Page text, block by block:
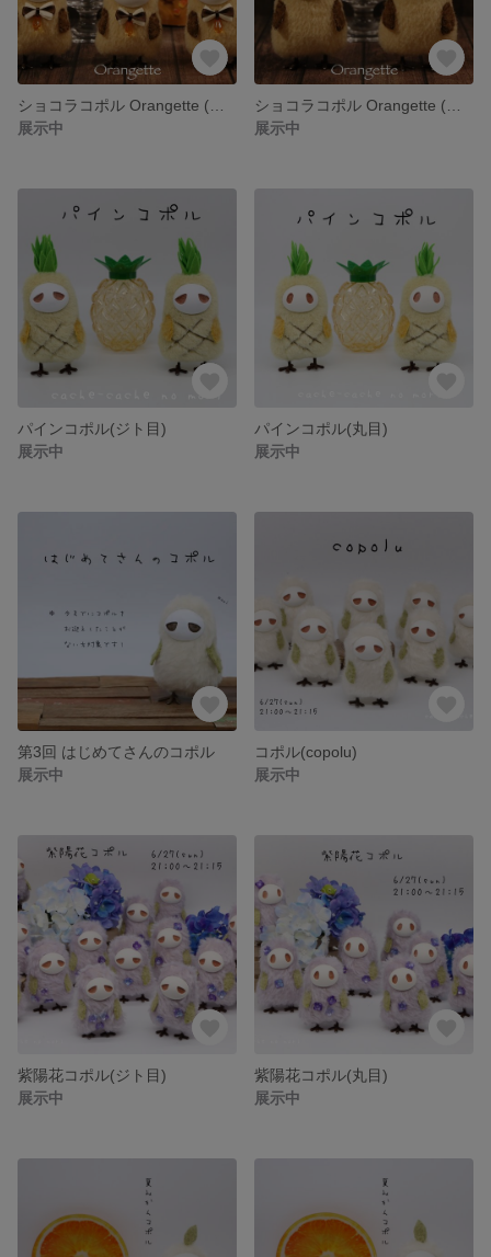
展示中
展示中
パインコポル(ジト目)
展示中
パインコポル(丸目)
展示中
第3回 はじめてさんのコポル
展示中
コポル(copolu)
展示中
紫陽花コポル(ジト目)
展示中
紫陽花コポル(丸目)
展示中